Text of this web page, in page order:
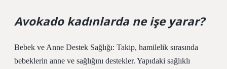
Avokado kadınlarda ne işe yarar?
Bebek ve Anne Destek Sağlığı: Takip, hamilelik sırasında
bebeklerin anne ve sağlığını destekler. Yapıdaki sağlıklı